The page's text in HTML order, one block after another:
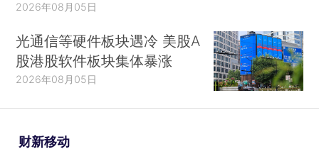
2026年08月05日
光通信等硬件板块遇冷 美股A
股港股软件板块集体暴涨
2026年08月05日
财新移动